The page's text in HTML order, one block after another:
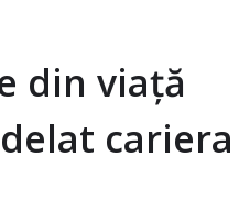
din viață
cariera